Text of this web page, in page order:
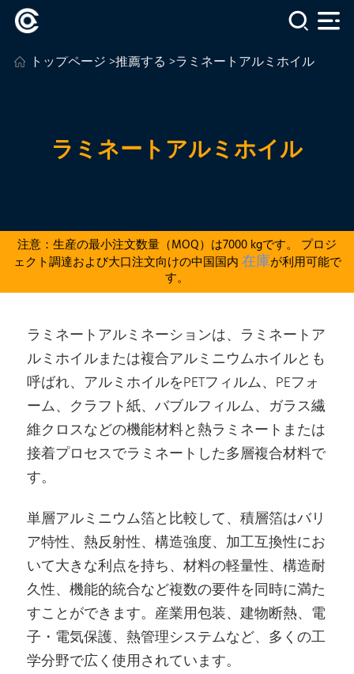
トップページ>推薦する >ラミネートアルミホイル
ラミネートアルミホイル
注意：生産の最小注文数量（MOQ）は7000 kgです。 プロジ
ェクト調達および大口注文向けの中国国内 在庫が利用可能で
す。
ラミネートアルミネーションは、ラミネートア
ルミホイルまたは複合アルミニウムホイルとも
呼ばれ、アルミホイルをPETフィルム、PEフォ
ーム、クラフト紙、バブルフィルム、ガラス繊
維クロスなどの機能材料と熱ラミネートまたは
接着プロセスでラミネートした多層複合材料で
す。
単層アルミニウム箔と比較して、積層箔はバリ
ア特性、熱反射性、構造強度、加工互換性にお
いて大きな利点を持ち、材料の軽量性、構造耐
久性、機能的統合など複数の要件を同時に満た
すことができます。産業用包装、建物断熱、電
子・電気保護、熱管理システムなど、多くの工
学分野で広く使用されています。